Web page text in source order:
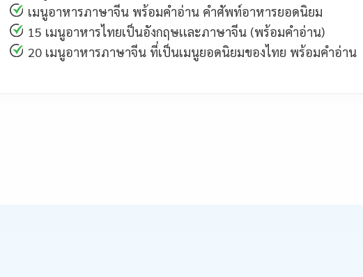
เมนูอาหารภาษาจีน พร้อมคำอ่าน คำศัพท์อาหารยอดนิยม
15 เมนูอาหารไทยเป็นอังกฤษเเละภาษาจีน (พร้อมคำอ่าน)
20 เมนูอาหารภาษาจีน ที่เป็นเมนูยอดนิยมของไทย พร้อมคำอ่าน